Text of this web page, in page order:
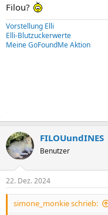
Filou?
Vorstellung Elli
Elli-Blutzuckerwerte
Meine GoFoundMe Aktion
FILOUundINES
Benutzer
22. Dez. 2024
simone_monkie schrieb: